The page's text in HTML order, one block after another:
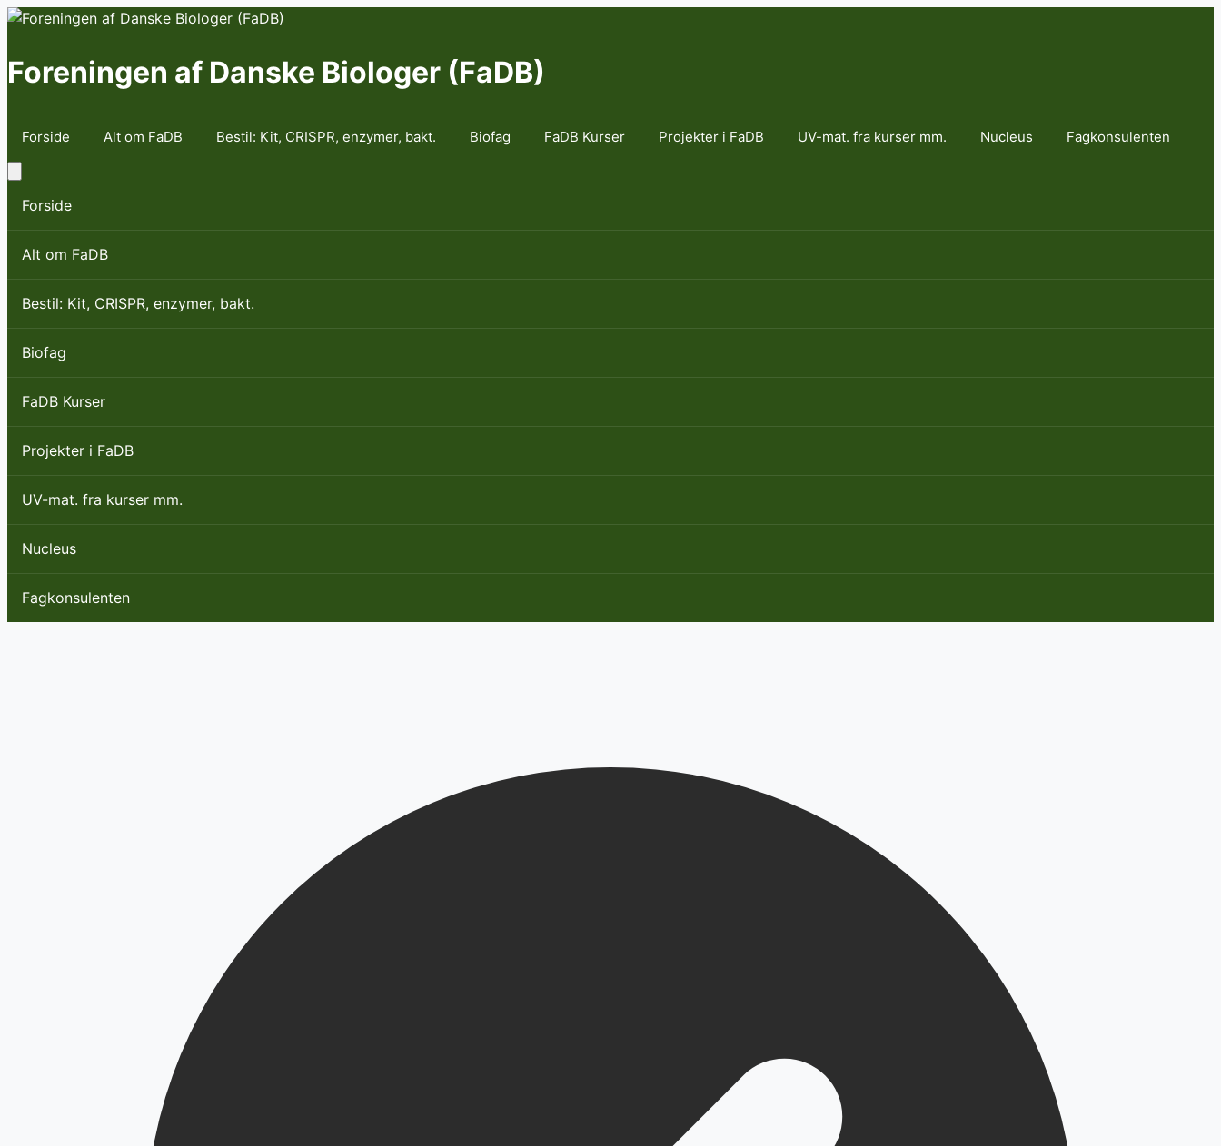
Skip
content
Foreningen af Danske Biologer (FaDB)
Forside Alt om FaDB Bestil: Kit, CRISPR, enzymer, bakt. Biofag FaDB Kurser Projekter i FaDB UV-mat. fra kurser mm. Nucleus Fagkonsulenten
Forside
Alt om FaDB
Bestil: Kit, CRISPR, enzymer, bakt.
Biofag
FaDB Kurser
Projekter i FaDB
UV-mat. fra kurser mm.
Nucleus
Fagkonsulenten